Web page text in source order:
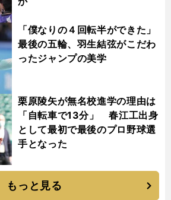
「僕なりの４回転半ができた」
最後の五輪、羽生結弦がこだわ
ったジャンプの美学
栗原陵矢が無名校進学の理由は
「自転車で13分」 春江工出身
として最初で最後のプロ野球選
手となった
もっと見る